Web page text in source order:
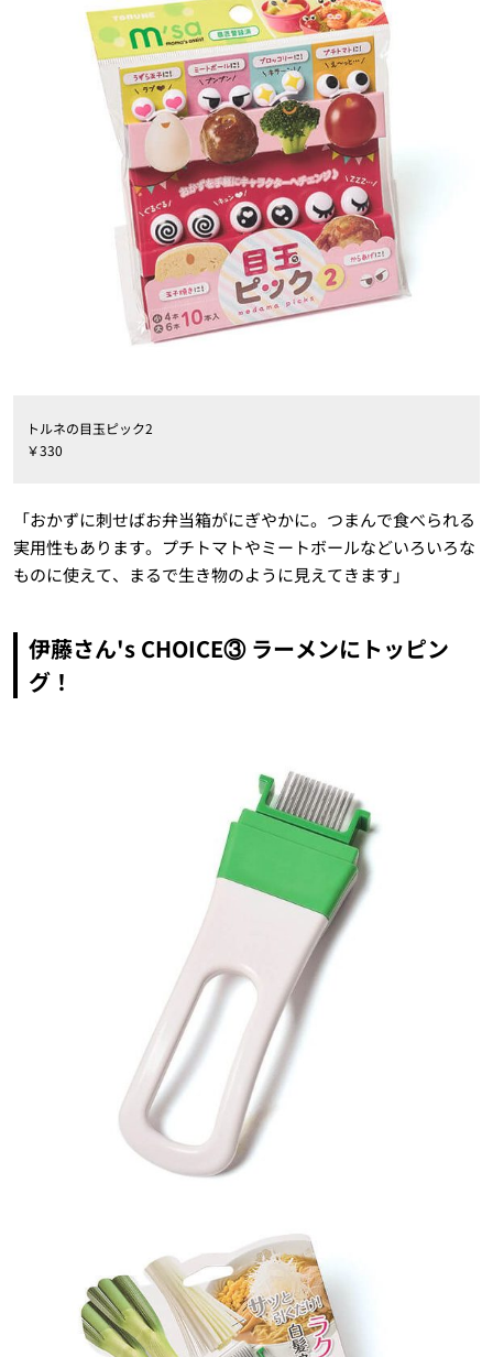
トルネの目玉ピック2
￥330
「おかずに刺せばお弁当箱がにぎやかに。つまんで食べられる
実用性もあります。プチトマトやミートボールなどいろいろな
ものに使えて、まるで生き物のように見えてきます」
伊藤さん's CHOICE③ ラーメンにトッピン
グ！